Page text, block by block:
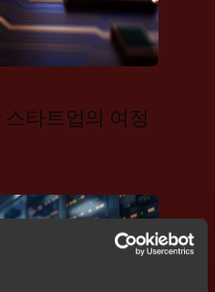
타트업의 여정